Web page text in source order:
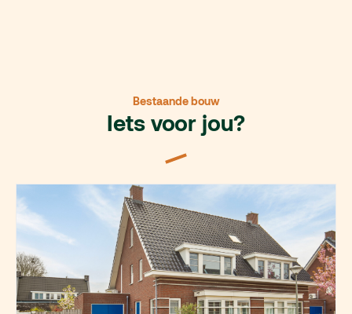
Bestaande bouw
Iets voor jou?